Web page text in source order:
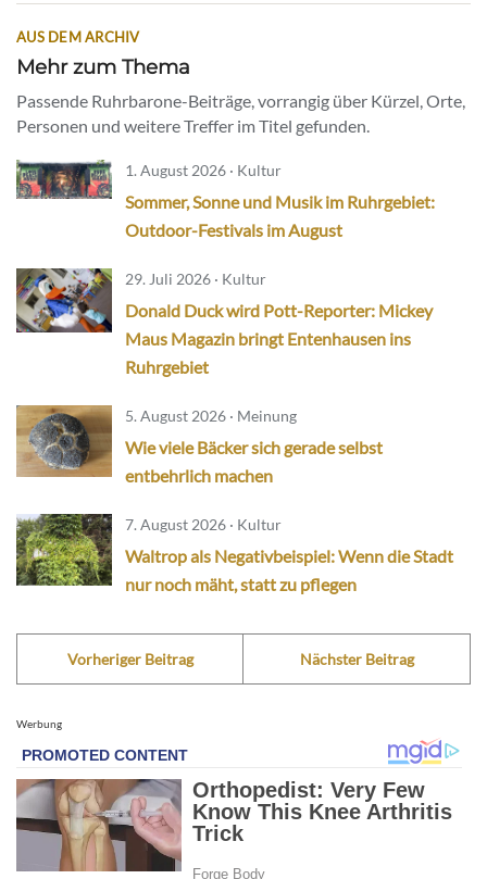
AUS DEM ARCHIV
Mehr zum Thema
Passende Ruhrbarone-Beiträge, vorrangig über Kürzel, Orte,
Personen und weitere Treffer im Titel gefunden.
1. August 2026 · Kultur
Sommer, Sonne und Musik im Ruhrgebiet:
Outdoor-Festivals im August
29. Juli 2026 · Kultur
Donald Duck wird Pott-Reporter: Mickey
Maus Magazin bringt Entenhausen ins
Ruhrgebiet
5. August 2026 · Meinung
Wie viele Bäcker sich gerade selbst
entbehrlich machen
7. August 2026 · Kultur
Waltrop als Negativbeispiel: Wenn die Stadt
nur noch mäht, statt zu pflegen
Vorheriger Beitrag Nächster Beitrag
Werbung